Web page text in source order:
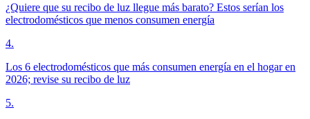
¿Quiere que su recibo de luz llegue más barato? Estos serían los
electrodomésticos que menos consumen energía
4.
Los 6 electrodomésticos que más consumen energía en el hogar en
2026; revise su recibo de luz
5.